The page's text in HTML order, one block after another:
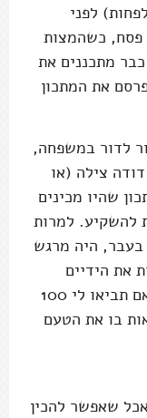
לפחות) לפני
פסח, כשהמצות
מתכננים את
את המתכון
לדור במשפחה,
צילה (או
שהיו מכינים
להשקיע. למרות
בעבר, היה מרגש
את הידיים
יוצרות שילוב טעמים מיוחד, כזה שאם תביאו לי 100
בו את הטעם
שאפשר להכין